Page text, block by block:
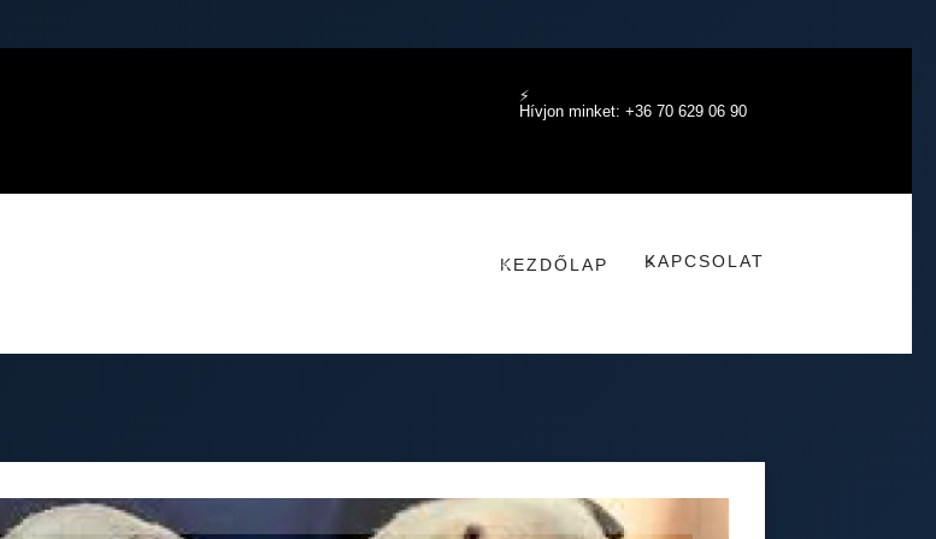
Hívjon minket: +36 70 629 06 90
KEZDŐLAP KAPCSOLAT